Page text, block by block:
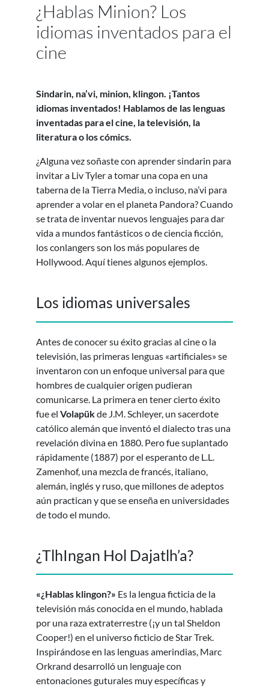
¿Hablas Minion? Los
idiomas inventados para el
cine
Sindarin, na’vi, minion, klingon. ¡Tantos
idiomas inventados! Hablamos de las lenguas
inventadas para el cine, la televisión, la
literatura o los cómics.
¿Alguna vez soñaste con aprender sindarin para
invitar a Liv Tyler a tomar una copa en una
taberna de la Tierra Media, o incluso, na’vi para
aprender a volar en el planeta Pandora? Cuando
se trata de inventar nuevos lenguajes para dar
vida a mundos fantásticos o de ciencia ficción,
los conlangers son los más populares de
Hollywood. Aquí tienes algunos ejemplos.
Los idiomas universales
Antes de conocer su éxito gracias al cine o la
televisión, las primeras lenguas «artificiales» se
inventaron con un enfoque universal para que
hombres de cualquier origen pudieran
comunicarse. La primera en tener cierto éxito
fue el Volapükde J.M. Schleyer, un sacerdote
católico alemán que inventó el dialecto tras una
revelación divina en 1880. Pero fue suplantado
rápidamente (1887) por el esperanto de L.L.
Zamenhof, una mezcla de francés, italiano,
alemán, inglés y ruso, que millones de adeptos
aún practican y que se enseña en universidades
de todo el mundo.
¿TlhIngan Hol Dajatlh’a?
«¿Hablas klingon?» Es la lengua ficticia de la
televisión más conocida en el mundo, hablada
por una raza extraterrestre (¡y un tal Sheldon
Cooper!) en el universo ficticio de Star Trek.
Inspirándose en las lenguas amerindias, Marc
Orkrand desarrolló un lenguaje con
entonaciones guturales muy específicas y